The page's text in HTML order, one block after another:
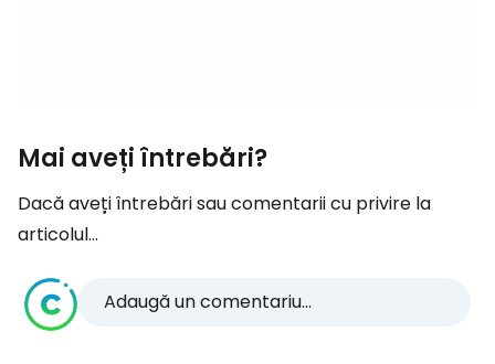
Mai aveți întrebări?
Dacă aveți întrebări sau comentarii cu privire la
articolul...
Adaugă un comentariu...